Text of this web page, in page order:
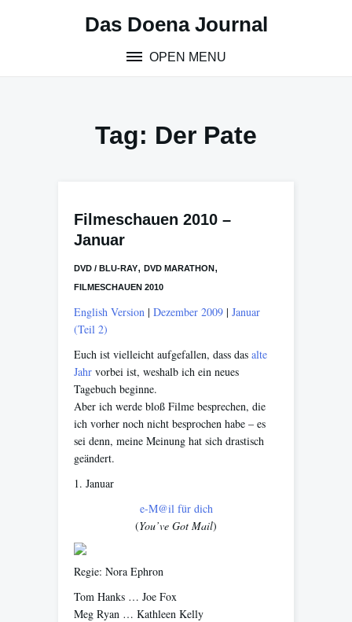
Das Doena Journal
OPEN MENU
Tag: Der Pate
Filmeschauen 2010 –
Januar
DVD / BLU-RAY, DVD MARATHON,
FILMESCHAUEN 2010
English Version | Dezember 2009 | Januar
(Teil 2)
Euch ist vielleicht aufgefallen, dass das alte
Jahr vorbei ist, weshalb ich ein neues
Tagebuch beginne.
Aber ich werde bloß Filme besprechen, die
ich vorher noch nicht besprochen habe – es
sei denn, meine Meinung hat sich drastisch
geändert.
1. Januar
e-M@il für dich
(You’ve Got Mail)
Regie: Nora Ephron
Tom Hanks … Joe Fox
Meg Ryan … Kathleen Kelly